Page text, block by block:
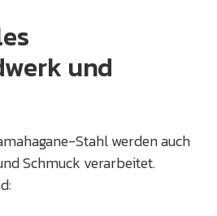
und
Stahl werden auch
Schmuck verarbeitet.